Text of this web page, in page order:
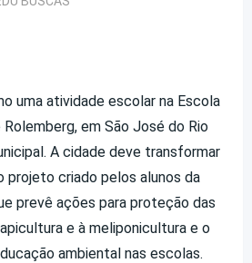
uma atividade escolar na Escola
em São José do Rio
A cidade deve transformar
projeto criado pelos alunos da
prevê ações para proteção das
e à meliponicultura e o
ambiental nas escolas.